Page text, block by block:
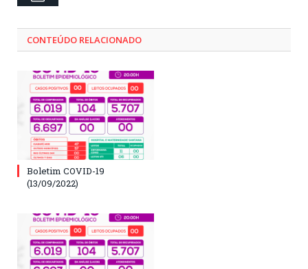
CONTEÚDO RELACIONADO
Boletim COVID-19
(13/09/2022)